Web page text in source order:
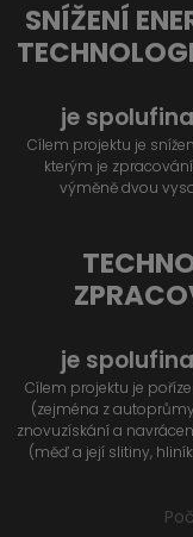
SNÍŽENÍ
je
Cílem projektu je
kterým je
výměně dvou
je
Cílem projektu je
(zejména z
znovuzískání a
(měď a její slitiny,